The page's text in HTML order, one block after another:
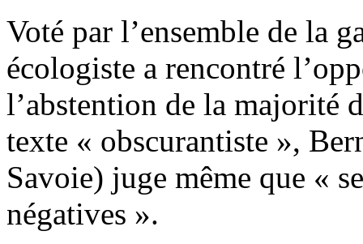
Voté par l’ensemble de la
écologiste a rencontré
l’abstention de la majorité
texte « obscurantiste »,
Savoie) juge même que «
négatives ».